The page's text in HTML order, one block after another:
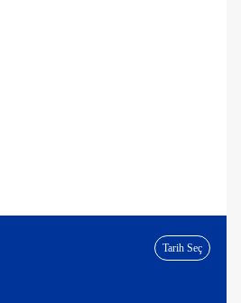
Tarih Seç